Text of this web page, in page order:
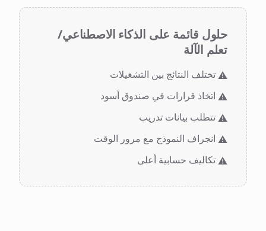
حلول قائمة على الذكاء الاصطناعي/
تعلم الآلة
⚠️تختلف النتائج بين التشغيلات
⚠️ اتخاذ قرارات في صندوق أسود
⚠️تتطلب بيانات تدريب
⚠️ انجراف النموذج مع مرور الوقت
⚠️تكاليف حسابية أعلى